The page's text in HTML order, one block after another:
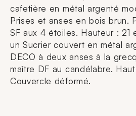
cafetière en métal argenté
Prises et anses en bois brun.
SF aux 4 étoiles. Hauteur : 21
un Sucrier couvert en métal
DECO à deux anses à la
maître DF au candélabre.
Couvercle déformé.